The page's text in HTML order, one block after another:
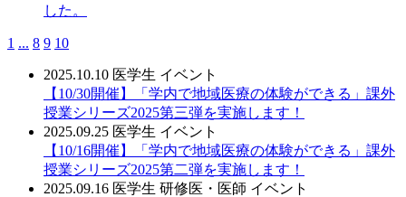
した。
1 ... 8 9 10
2025.10.10 医学生 イベント
【10/30開催】「学内で地域医療の体験ができる」課外
授業シリーズ2025第三弾を実施します！
2025.09.25 医学生 イベント
【10/16開催】「学内で地域医療の体験ができる」課外
授業シリーズ2025第二弾を実施します！
2025.09.16 医学生 研修医・医師 イベント